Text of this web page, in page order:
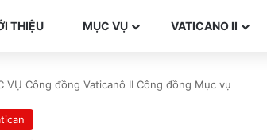
THIỆU MỤC VỤ VATICANO II
VỤ Công đồng Vaticanô II Công đồng Mục vụ